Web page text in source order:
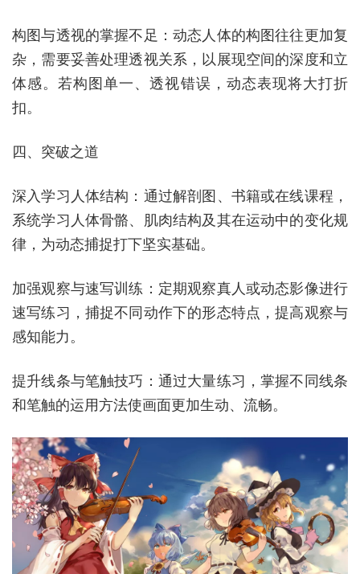
构图与透视的掌握不足：动态人体的构图往往更加复
杂，需要妥善处理透视关系，以展现空间的深度和立
体感。若构图单一、透视错误，动态表现将大打折
扣。
四、突破之道
深入学习人体结构：通过解剖图、书籍或在线课程，
系统学习人体骨骼、肌肉结构及其在运动中的变化规
律，为动态捕捉打下坚实基础。
加强观察与速写训练：定期观察真人或动态影像进行
速写练习，捕捉不同动作下的形态特点，提高观察与
感知能力。
提升线条与笔触技巧：通过大量练习，掌握不同线条
和笔触的运用方法使画面更加生动、流畅。